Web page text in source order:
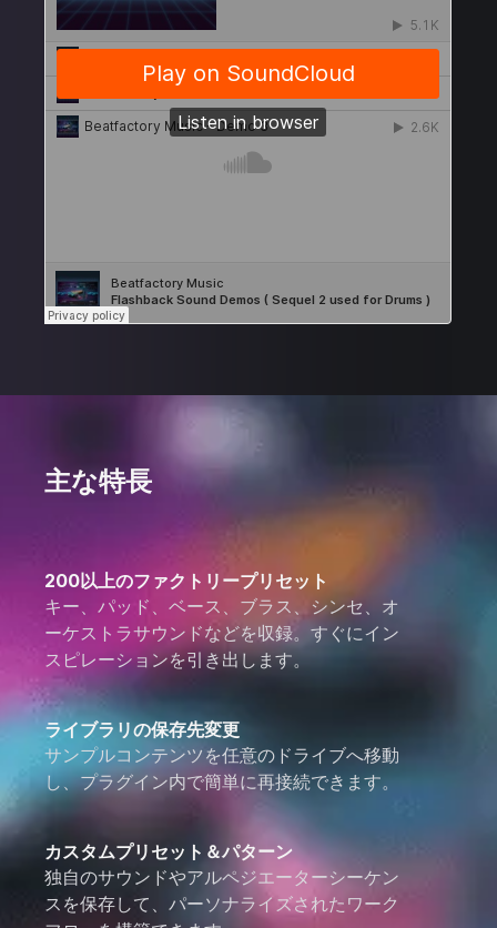
主な特長
200以上のファクトリープリセット
キー、パッド、ベース、ブラス、シンセ、オ
ーケストラサウンドなどを収録。すぐにイン
スピレーションを引き出します。
ライブラリの保存先変更
サンプルコンテンツを任意のドライブへ移動
し、プラグイン内で簡単に再接続できます。
カスタムプリセット＆パターン
独自のサウンドやアルペジエーターシーケン
スを保存して、パーソナライズされたワーク